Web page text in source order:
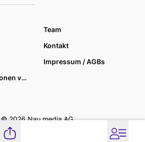
Team
Kontakt
Impressum / AGBs
Datenschutzoptionen verwalten
© 2026 Nau media AG